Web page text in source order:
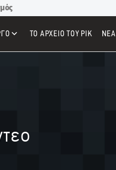
ΤΟ ΑΡΧΕΙΟ ΤΟΥ ΡΙΚ ΝΕΑ